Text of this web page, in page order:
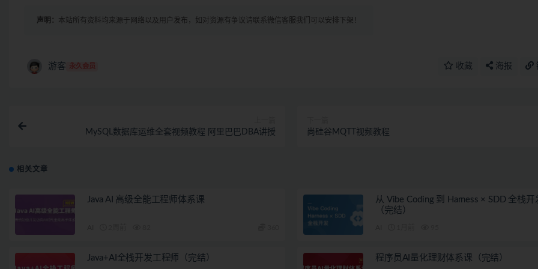
声明： 本站所有资料均来源于网络以及用户发布，如对资源有争议请联系微信客服我们可以安排下架！
游客 永久会员 收藏 海报
MySQL数据库运维全套视频教程 阿里巴巴DBA讲授 尚硅谷MQTT视频教程
相关文章
Java AI 高级全能工程师体系课
从 Vibe Coding 到 Harness × SDD 全栈开
（完结）
Java+AI全栈开发工程师（完结） 程序员AI量化理财体系课（完结）